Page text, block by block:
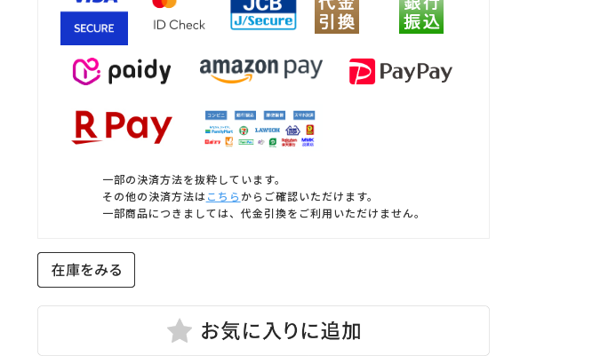
一部の決済方法を抜粋しています。
その他の決済方法はこちらからご確認いただけます。
一部商品につきましては、代金引換をご利用いただけません。